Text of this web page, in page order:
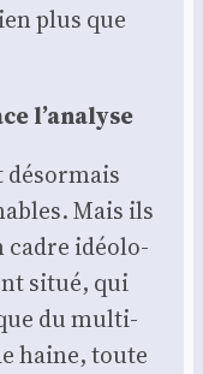
plus que
l’analyse
désor­mais
Mais ils
cadre idéo­lo­
situé, qui
du mul­ti­
haine, toute